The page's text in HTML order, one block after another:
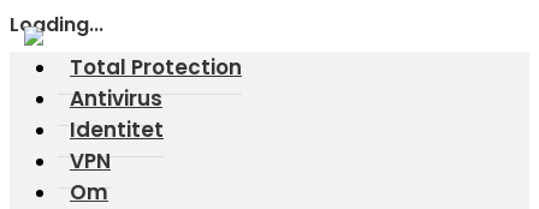
Loading...
Total Protection
Antivirus
Identitet
VPN
Om